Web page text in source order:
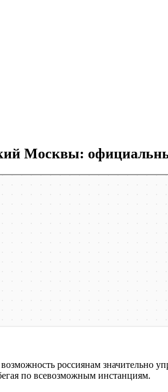
Москвы:
россиянам значительно
по всевозможным инстанциям.